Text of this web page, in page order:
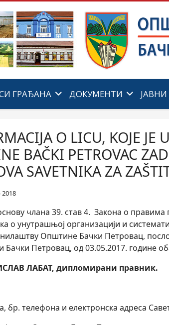
ГРАЂАНА ДОКУМЕНТИ
O LICU, KOJE JE
BAČKI PETROVAC
SAVETNIKA ZA
члана 39. став 4. Закона о правима
о унутрашњој организацији и
Општине Бачки Петровац,
Бачки Петровац, од 03.05.2017. године
ЛАБАТ, дипломирани правник.
бр. телефона и електронска адреса